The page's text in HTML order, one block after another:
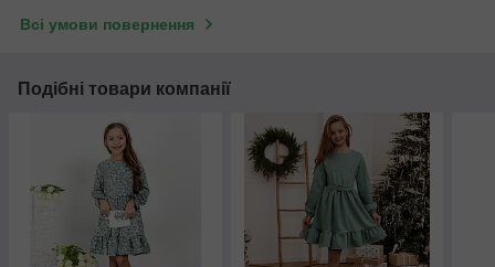
Всі умови повернення
Подібні товари компанії